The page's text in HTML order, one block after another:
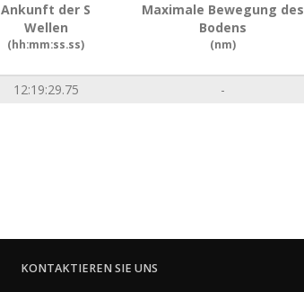
Ankunft der S
Wellen
(hh:mm:ss.ss)
Maximale Bewegung des
Bodens
(nm)
12:19:29.75 -
KONTAKTIEREN SIE UNS